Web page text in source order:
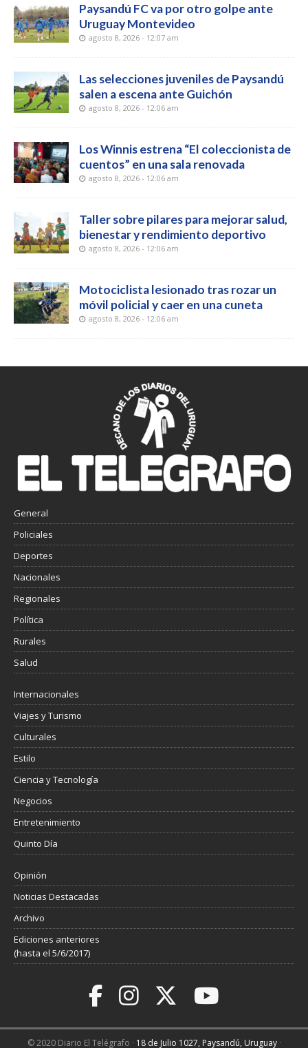
Paysandú FC va por otro golpe ante
Uruguay Montevideo
agosto 8, 2026 - 12:07 am
Las selecciones juveniles de Paysandú
salen a escena ante Guichón
agosto 8, 2026 - 12:06 am
Los Winnis estrena “El coleccionista de
cuentos” en una sala renovada
agosto 8, 2026 - 12:06 am
Taller sobre pilares para mejorar salud,
bienestar y rendimiento deportivo
agosto 8, 2026 - 12:06 am
Motociclista lesionado tras rozar un
móvil policial y caer en una cuneta
agosto 8, 2026 - 12:06 am
General
Policiales
Deportes
Nacionales
Regionales
Política
Rurales
Salud
Internacionales
Viajes y Turismo
Culturales
Estilo
Ciencia y Tecnología
Negocios
Entretenimiento
Quinto Día
Opinión
Noticias Destacadas
Archivo
Ediciones anteriores
(hasta el 5/6/2017)
© 2020 Diario El Telégrafo · 18 de Julio 1027, Paysandú, Uruguay·